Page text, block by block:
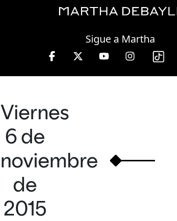
Sigue a Martha
Viernes
6 de
noviembre
de
2015